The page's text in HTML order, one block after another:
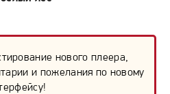
нового плеера,
и пожелания по новому